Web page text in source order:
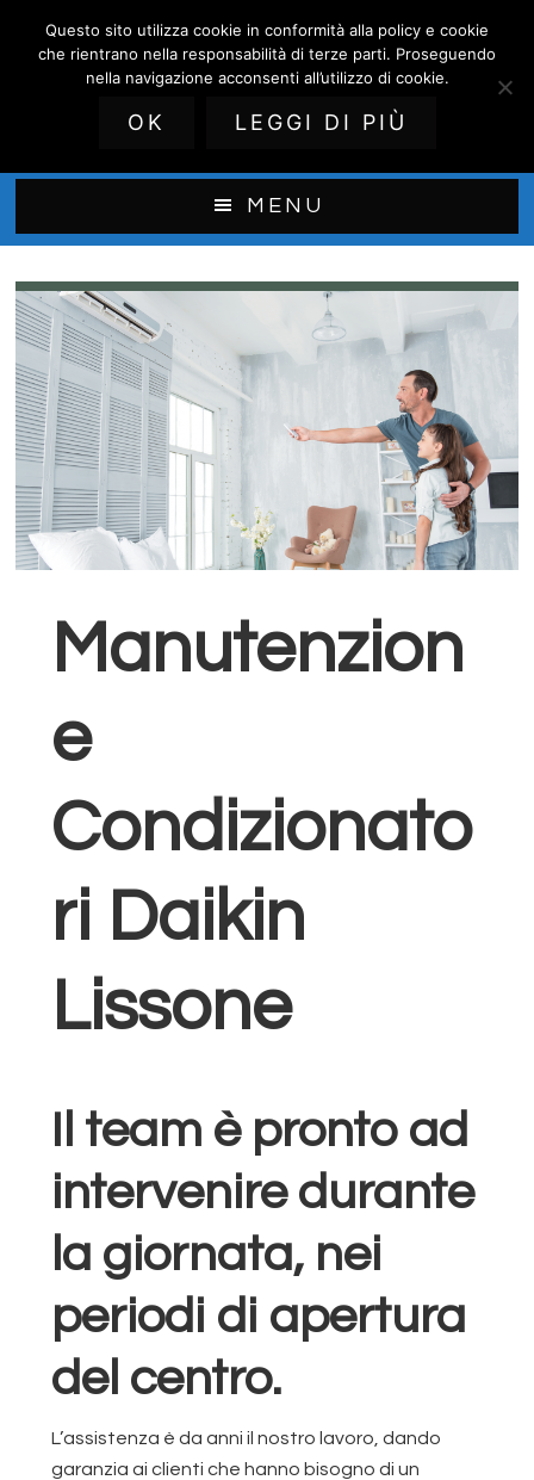
contenuto
Assistenza Climatizzatori
Daikin Monza
installazione e riparazione Daikin
MENU
Manutenzion
e
Condizionato
ri Daikin
Lissone
Il team è pronto ad
intervenire durante
la giornata, nei
periodi di apertura
del centro.
L’assistenza è da anni il nostro lavoro, dando
garanzia ai clienti che hanno bisogno di un
Questo sito utilizza cookie in conformità alla policy e cookie
che rientrano nella responsabilità di terze parti. Proseguendo
nella navigazione acconsenti all’utilizzo di cookie.
OK LEGGI DI PIÙ